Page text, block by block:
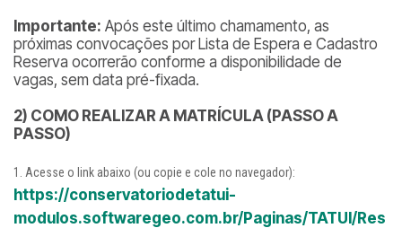
Importante: Após este último chamamento, as
próximas convocações por Lista de Espera e Cadastro
Reserva ocorrerão conforme a disponibilidade de
vagas, sem data pré-fixada.
2) COMO REALIZAR A MATRÍCULA (PASSO A
PASSO)
Acesse o link abaixo (ou copie e cole no navegador):
https://conservatoriodetatui-
modulos.softwaregeo.com.br/Paginas/TATUI/Res